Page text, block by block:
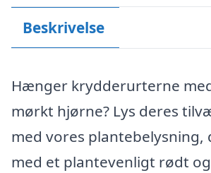
Beskrivelse
Hænger krydderurterne
mørkt hjørne? Lys deres
med vores plantebelysning,
med et plantevenligt rødt